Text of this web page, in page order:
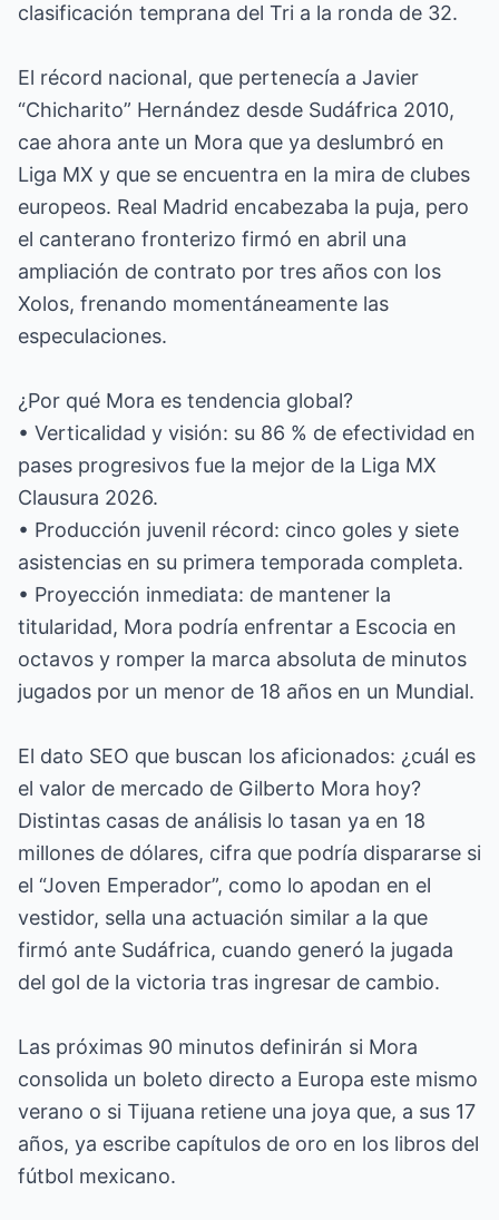
clasificación temprana del Tri a la ronda de 32.
El récord nacional, que pertenecía a Javier
“Chicharito” Hernández desde Sudáfrica 2010,
cae ahora ante un Mora que ya deslumbró en
Liga MX y que se encuentra en la mira de clubes
europeos. Real Madrid encabezaba la puja, pero
el canterano fronterizo firmó en abril una
ampliación de contrato por tres años con los
Xolos, frenando momentáneamente las
especulaciones.
¿Por qué Mora es tendencia global?
• Verticalidad y visión: su 86 % de efectividad en
pases progresivos fue la mejor de la Liga MX
Clausura 2026.
• Producción juvenil récord: cinco goles y siete
asistencias en su primera temporada completa.
• Proyección inmediata: de mantener la
titularidad, Mora podría enfrentar a Escocia en
octavos y romper la marca absoluta de minutos
jugados por un menor de 18 años en un Mundial.
El dato SEO que buscan los aficionados: ¿cuál es
el valor de mercado de Gilberto Mora hoy?
Distintas casas de análisis lo tasan ya en 18
millones de dólares, cifra que podría dispararse si
el “Joven Emperador”, como lo apodan en el
vestidor, sella una actuación similar a la que
firmó ante Sudáfrica, cuando generó la jugada
del gol de la victoria tras ingresar de cambio.
Las próximas 90 minutos definirán si Mora
consolida un boleto directo a Europa este mismo
verano o si Tijuana retiene una joya que, a sus 17
años, ya escribe capítulos de oro en los libros del
fútbol mexicano.